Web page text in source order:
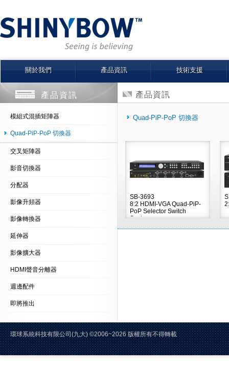
關於我們 產品資訊 技術支援
產品資訊
模組式混插矩陣器
Quad-PiP-PoP 切換器
交叉矩陣器
影音切換器
分配器
影像升頻器
影像轉換器
延伸器
影像擴大器
HDMI聲音分離器
週邊配件
即將推出
產品資訊
Quad-PiP-PoP 切換器
SB-3693
8:2 HDMI-VGA Quad-PiP-
PoP Selector Switch
Scaler
環球系統科技有限公司(九大) ©2006~2026 版權所有不得轉載
電話:02-